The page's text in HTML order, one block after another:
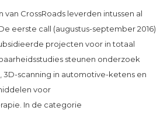
CrossRoads leverden intussen al
eerste call (augustus-september 2016)
projecten voor in totaal
steunen onderzoek
3D-scanning in automotive-ketens en
voor
In de categorie